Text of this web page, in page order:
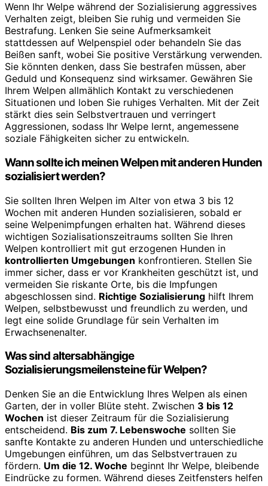
Wenn Ihr Welpe während der Sozialisierung aggressives
Verhalten zeigt, bleiben Sie ruhig und vermeiden Sie
Bestrafung. Lenken Sie seine Aufmerksamkeit
stattdessen auf Welpenspiel oder behandeln Sie das
Beißen sanft, wobei Sie positive Verstärkung verwenden.
Sie könnten denken, dass Sie bestrafen müssen, aber
Geduld und Konsequenz sind wirksamer. Gewähren Sie
Ihrem Welpen allmählich Kontakt zu verschiedenen
Situationen und loben Sie ruhiges Verhalten. Mit der Zeit
stärkt dies sein Selbstvertrauen und verringert
Aggressionen, sodass Ihr Welpe lernt, angemessene
soziale Fähigkeiten sicher zu entwickeln.
Wann sollte ich meinen Welpen mit anderen Hunden
sozialisiert werden?
Sie sollten Ihren Welpen im Alter von etwa 3 bis 12
Wochen mit anderen Hunden sozialisieren, sobald er
seine Welpenimpfungen erhalten hat. Während dieses
wichtigen Sozialisationszeitraums sollten Sie Ihren
Welpen kontrolliert mit gut erzogenen Hunden in
kontrollierten Umgebungen konfrontieren. Stellen Sie
immer sicher, dass er vor Krankheiten geschützt ist, und
vermeiden Sie riskante Orte, bis die Impfungen
abgeschlossen sind. Richtige Sozialisierung hilft Ihrem
Welpen, selbstbewusst und freundlich zu werden, und
legt eine solide Grundlage für sein Verhalten im
Erwachsenenalter.
Was sind altersabhängige
Sozialisierungsmeilensteine für Welpen?
Denken Sie an die Entwicklung Ihres Welpen als einen
Garten, der in voller Blüte steht. Zwischen 3 bis 12
Wochen ist dieser Zeitraum für die Sozialisierung
entscheidend. Bis zum 7. Lebenswoche sollten Sie
sanfte Kontakte zu anderen Hunden und unterschiedliche
Umgebungen einführen, um das Selbstvertrauen zu
fördern. Um die 12. Woche beginnt Ihr Welpe, bleibende
Eindrücke zu formen. Während dieses Zeitfensters helfen